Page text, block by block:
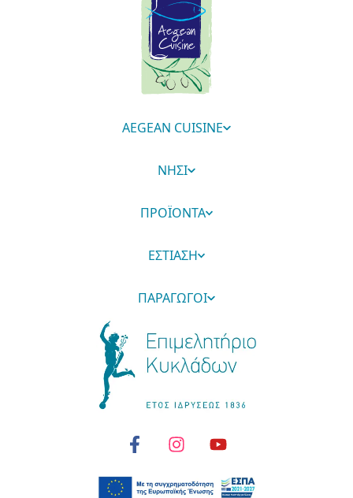
AEGEAN CUISINE
ΝΗΣΙ
ΠΡΟΪΟΝΤΑ
ΕΣΤΙΑΣΗ
ΠΑΡΑΓΩΓΟΙ